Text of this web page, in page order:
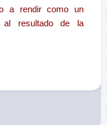
a rendir como un
al resultado de la